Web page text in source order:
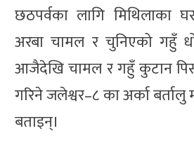
छठपर्वका लागि मिथिलाका
अरबा चामल र चुनिएको गहुँ
आजैदेखि चामल र गहुँ कुटान
गरिने जलेश्वर–८ का अर्का बर्तालु
बताइन्।